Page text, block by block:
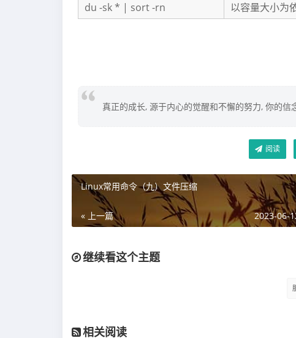
du -sk * | sort -rn
以容量大小为
真正的成长, 源于内心的觉醒和不懈的努力, 你的
阅读
Linux常用命令（九）文件压缩
« 上一篇 2023-06-
继续看这个主题
相关阅读